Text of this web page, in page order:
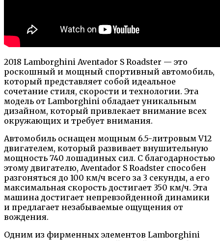
2018 Lamborghini Aventador S Roadster — это
роскошный и мощный спортивный автомобиль,
который представляет собой идеальное
сочетание стиля, скорости и технологии. Эта
модель от Lamborghini обладает уникальным
дизайном, который привлекает внимание всех
окружающих и требует внимания.
Автомобиль оснащен мощным 6.5-литровым V12
двигателем, который развивает внушительную
мощность 740 лошадиных сил. С благодарностью
этому двигателю, Aventador S Roadster способен
разгоняться до 100 км/ч всего за 3 секунды, а его
максимальная скорость достигает 350 км/ч. Эта
машина достигает непревзойденной динамики
и предлагает незабываемые ощущения от
вождения.
Одним из фирменных элементов Lamborghini